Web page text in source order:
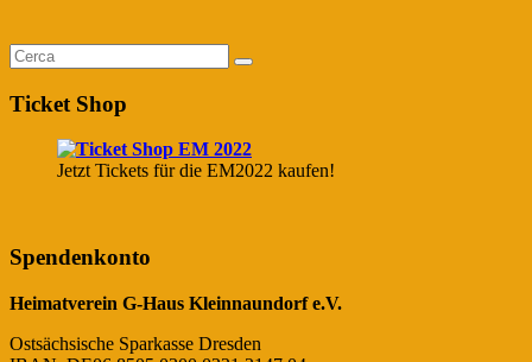
Ticket Shop
Jetzt Tickets für die EM2022 kaufen!
Spendenkonto
Heimatverein G-Haus Kleinnaundorf e.V.
Ostsächsische Sparkasse Dresden